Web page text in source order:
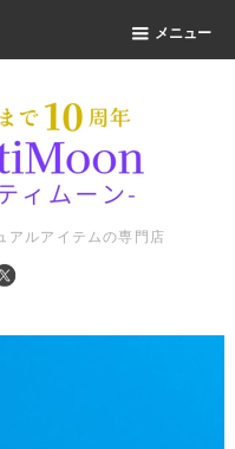
メニュー
アルアイテムの専門店